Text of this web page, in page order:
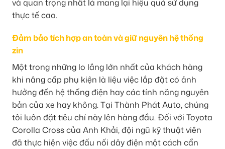
và quan trọng nhất là mang lại hiệu quả sử dụng
thực tế cao.
Đảm bảo tích hợp an toàn và giữ nguyên hệ thống
zin
Một trong những lo lắng lớn nhất của khách hàng
khi nâng cấp phụ kiện là liệu việc lắp đặt có ảnh
hưởng đến hệ thống điện hay các tính năng nguyên
bản của xe hay không. Tại Thành Phát Auto, chúng
tôi luôn đặt tiêu chí này lên hàng đầu. Đối với Toyota
Corolla Cross của Anh Khải, đội ngũ kỹ thuật viên
đã thực hiện việc đấu nối dây điện một cách cẩn